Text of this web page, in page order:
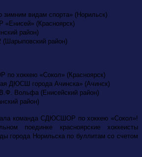
видам спорта» (Норильск)
(Красноярск)
район)
район)
хоккею «Сокол» (Красноярск)
ДЮСШ города Ачинска» (Ачинск)
Вольфа (Енисейский район)
район)
команда СДЮСШОР по хоккею «Сокол»!
поединке красноярские хоккеисты
города Норильска по буллитам со счетом